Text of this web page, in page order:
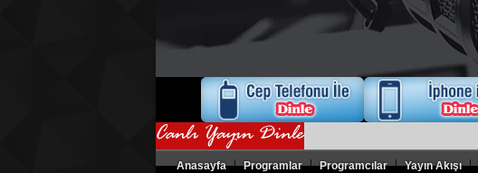
Anasayfa| Programlar| Programcılar| Yayın Akışı|